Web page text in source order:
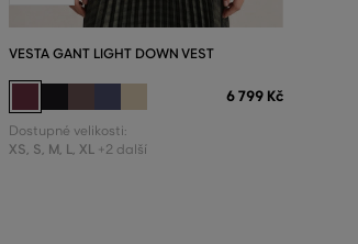
VESTA GANT LIGHT DOWN VEST
6 799 Kč
Dostupné velikosti:
XS, S, M, L, XL +2 další